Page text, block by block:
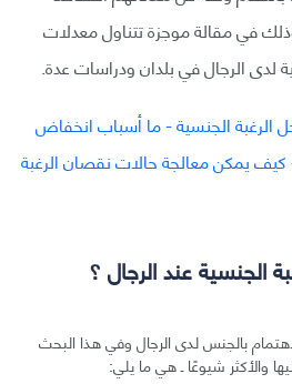
في مقالة موجزة تتناول معدلات
لدى الرجال في بلدان ودراسات عدة.
الجنسية عند الرجال ؟
بالجنس لدى الرجال وفي هذا البحث
والأكثر شيوعًا ـ هي ما يلي: